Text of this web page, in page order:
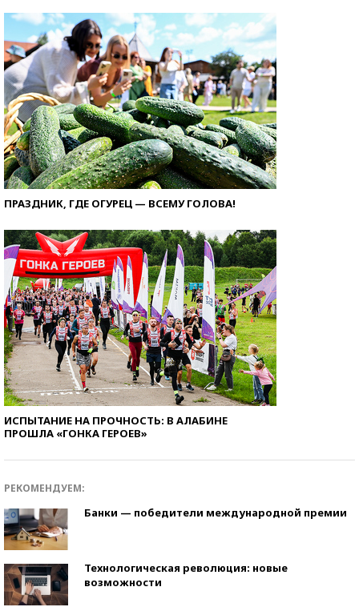
ПРАЗДНИК, ГДЕ ОГУРЕЦ — ВСЕМУ ГОЛОВА!
ИСПЫТАНИЕ НА ПРОЧНОСТЬ: В АЛАБИНЕ
ПРОШЛА «ГОНКА ГЕРОЕВ»
РЕКОМЕНДУЕМ:
Банки — победители международной премии
Технологическая революция: новые
возможности